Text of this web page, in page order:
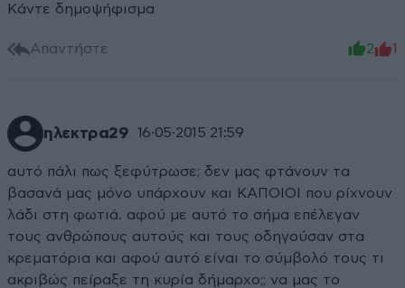
Κάντε δημοψήφισμα
Απαντήστε 2 1
ηλεκτρα29 16·05·2015 21:59
αυτό πάλι πως ξεφύτρωσε; δεν μας φτάνουν τα
βασανά μας μόνο υπάρχουν και ΚΑΠΟΙΟΙ που ρίχνουν
λάδι στη φωτιά. αφού με αυτό το σήμα επέλεγαν
τους ανθρώπους αυτούς και τους οδηγούσαν στα
κρεματόρια και αφού αυτό είναι το σύμβολό τους τι
ακριβώς πείραξε τη κυρία δήμαρχο;; να μας το